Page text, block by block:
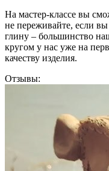
На мастер-классе вы
не переживайте, если
глину – большинство
кругом у нас уже на
качеству изделия.
Отзывы: